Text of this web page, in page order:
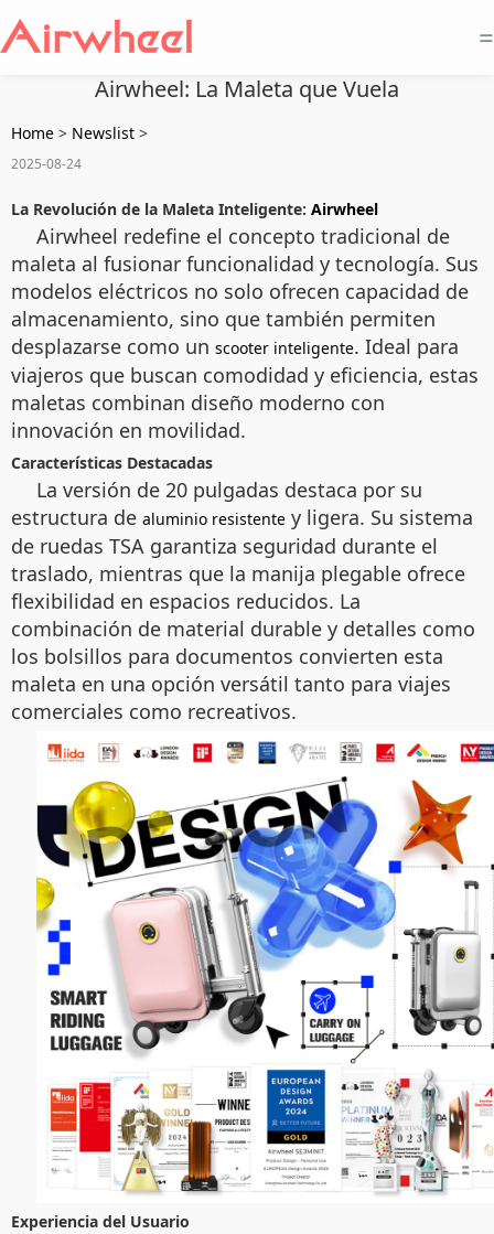
=
Airwheel: La Maleta que Vuela
Home > Newslist >
2025-08-24
La Revolución de la Maleta Inteligente: Airwheel
Airwheel redefine el concepto tradicional de
maleta al fusionar funcionalidad y tecnología. Sus
modelos eléctricos no solo ofrecen capacidad de
almacenamiento, sino que también permiten
desplazarse como un scooter inteligente. Ideal para
viajeros que buscan comodidad y eficiencia, estas
maletas combinan diseño moderno con
innovación en movilidad.
Características Destacadas
La versión de 20 pulgadas destaca por su
estructura de aluminio resistente y ligera. Su sistema
de ruedas TSA garantiza seguridad durante el
traslado, mientras que la manija plegable ofrece
flexibilidad en espacios reducidos. La
combinación de material durable y detalles como
los bolsillos para documentos convierten esta
maleta en una opción versátil tanto para viajes
comerciales como recreativos.
Experiencia del Usuario